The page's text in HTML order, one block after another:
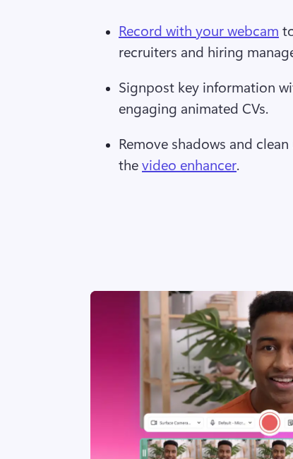
Record with your webcam
recruiters and hiring
Signpost key information
engaging animated CVs.
Remove shadows and
the video enhancer.